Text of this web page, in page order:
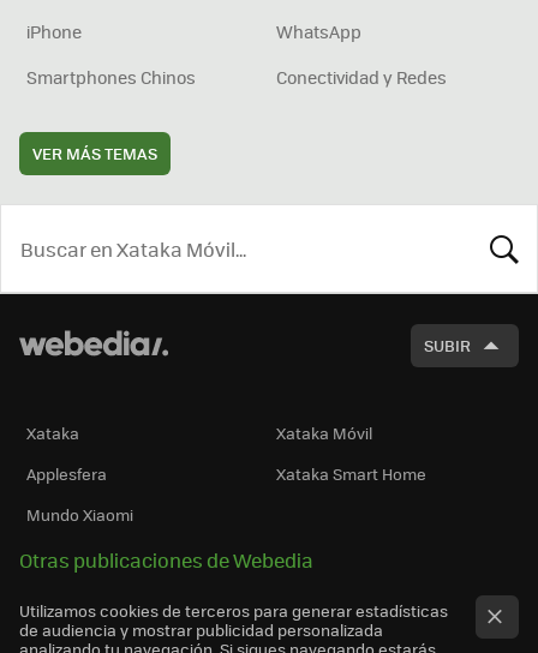
iPhone
WhatsApp
Smartphones Chinos
Conectividad y Redes
VER MÁS TEMAS
SUBIR
Xataka
Xataka Móvil
Applesfera
Xataka Smart Home
Mundo Xiaomi
Otras publicaciones de Webedia
Utilizamos cookies de terceros para generar estadísticas
de audiencia y mostrar publicidad personalizada